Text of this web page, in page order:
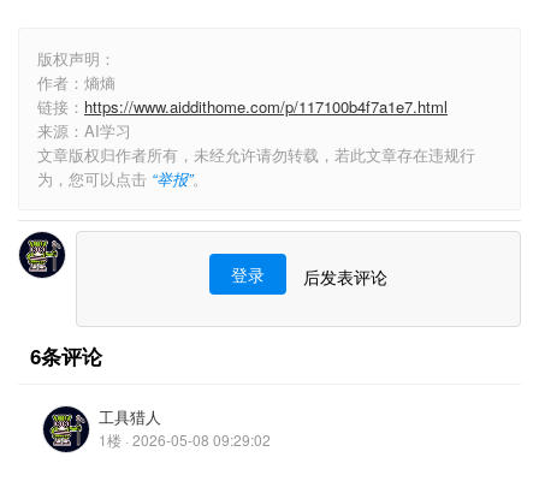
版权声明：
作者：熵熵
链接： https://www.aiddithome.com/p/117100b4f7a1e7.html
来源：AI学习
文章版权归作者所有，未经允许请勿转载，若此文章存在违规行
为，您可以点击 “举报”。
登录 后发表评论
6条评论
工具猎人
1楼 · 2026-05-08 09:29:02